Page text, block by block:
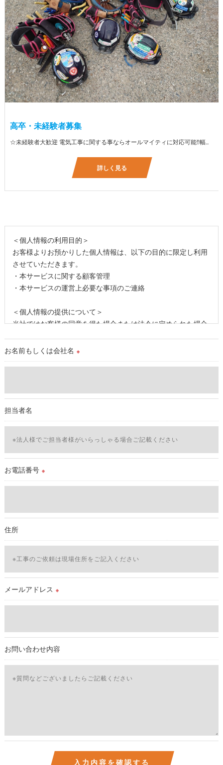
高卒・未経験者募集
☆未経験者大歓迎 電気工事に関する事ならオールマイティに対応可能‼幅広く技術を身に付けて頂けます（室内配線・室外配線、スイッチコンセント取付け、照明器具取付け、配電盤取付け、エアコン取付け、LANケーブル配線、アンテナ取付けなど） 先輩社員が一から指導を行うため未経験の方でも安心して働いていただけます♪ ☆資格支援制度あり 実績があるからこそ社内で教習と経験を積んでいただくことで資格を当社で発行できることができます。 【工具支給致します】 また新品工具と新品作業服を完全支給を致します。 高品質の作業服と工具入社してくれた方には支給致します♪
詳しく見る
＜個人情報の利用目的＞
お客様よりお預かりした個人情報は、以下の目的に限定し利用
させていただきます。
・本サービスに関する顧客管理
・本サービスの運営上必要な事項のご連絡
＜個人情報の提供について＞
当社ではお客様の同意を得た場合または法令に定められた場合
取得した個人情報を第三者に提供することはいたしません。
外部に委託する場合があります。
これらの委託先に対しては個人情報保護契約等の措置をとり、
適切な監督を行います。
＜個人情報の安全管理＞
当社では、個人情報の漏洩等がなされないよう、適切に安全管
理対策を実施します。
をご提供できない場合がございますので予めご了承ください。
＜個人情報の開示･訂正・削除･利用停止の手続について＞
続を定めさせて頂いております。
ご本人である事を確認のうえ、対応させて頂きます。
個人情報の開示･訂正･削除・利用停止の具体的手続きにつきま
しては、お電話でお問合せ下さい。v
お名前もしくは会社名 ※
担当者名
お電話番号 ※
住所
メールアドレス ※
お問い合わせ内容